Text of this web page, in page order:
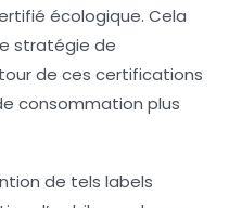
écologique. Cela
stratégie de
de ces certifications
consommation plus
de tels labels